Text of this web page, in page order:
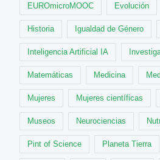
EUROmicroMOOC Evolución
Historia Igualdad de Género
Inteligencia Artificial IA
Matemáticas Medicina
Mujeres Mujeres científicas
Museos Neurociencias
Pint of Science Planeta Tierra